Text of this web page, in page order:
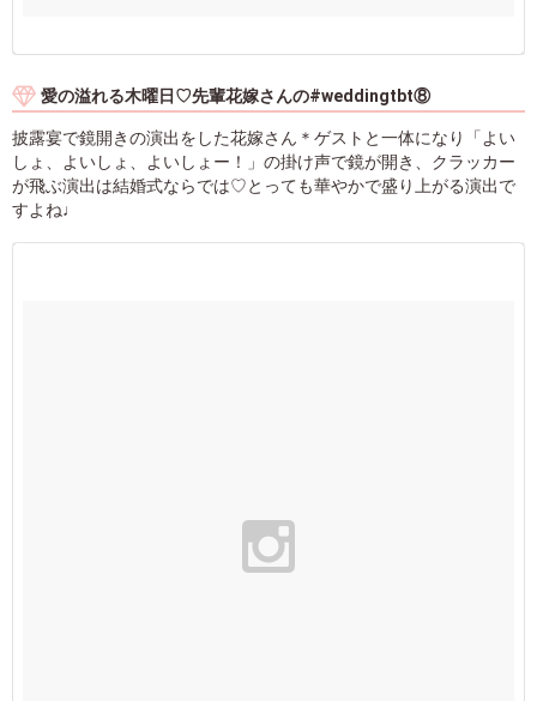
愛の溢れる木曜日♡先輩花嫁さんの#weddingtbt⑧
披露宴で鏡開きの演出をした花嫁さん＊ゲストと一体になり「よい
しょ、よいしょ、よいしょー！」の掛け声で鏡が開き、クラッカー
が飛ぶ演出は結婚式ならでは♡とっても華やかで盛り上がる演出で
すよね♩